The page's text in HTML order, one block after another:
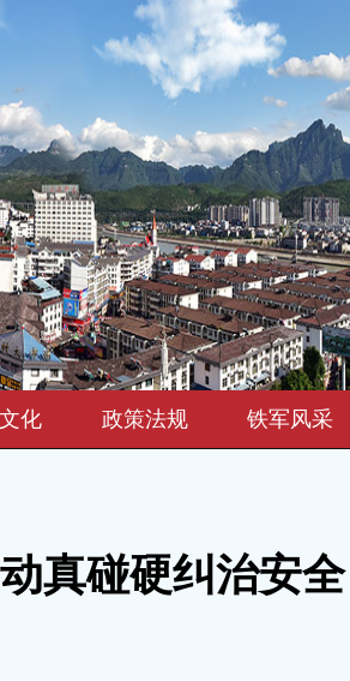
化 政策法规 铁军风采
真碰硬纠治安全